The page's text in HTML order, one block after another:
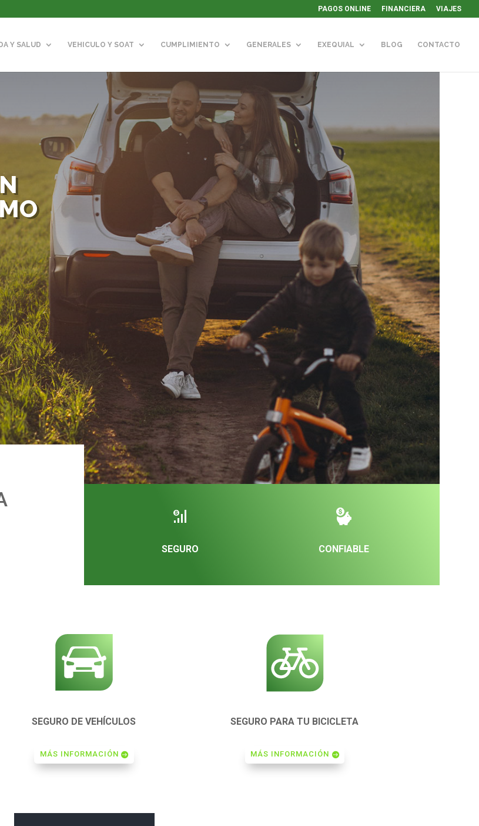
PAGOS ONLINE FINANCIERA VIAJES
Y SALUD VEHICULO Y SOAT CUMPLIMIENTO GENERALES EXEQUIAL BLOG CONTACTO
SEGURO CONFIABLE
SEGURO DE VEHÍCULOS
MÁS INFORMACIÓN
SEGURO PARA TU BICICLETA
MÁS INFORMACIÓN